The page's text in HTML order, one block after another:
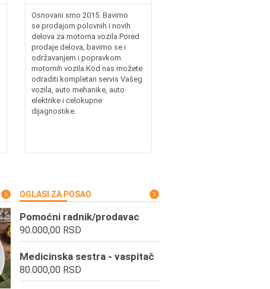
Osnovani smo 2015. Bavimo
se prodajom polovnih i novih
delova za motorna vozila.Pored
prodaje delova, bavimo se i
održavanjem i popravkom
motornih vozila.Kod nas možete
odraditi kompletan servis Vašeg
vozila, auto mehanike, auto
elektrike i celokupne
dijagnostike.
OGLASI ZA POSAO
Pomoćni radnik/prodavac
90.000,00 RSD
Medicinska sestra - vaspitač
80.000,00 RSD